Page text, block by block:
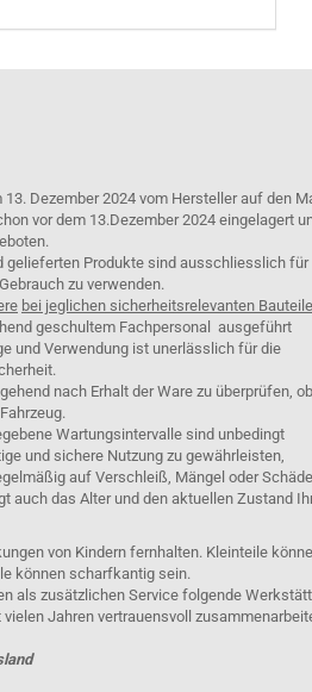
Dezember 2024 vom Hersteller auf den
vor dem 13.Dezember 2024 eingelagert
gelieferten Produkte sind ausschliesslich für
zu verwenden.
bei jeglichen sicherheitsrelevanten
geschultem Fachpersonal ausgeführt
und Verwendung ist unerlässlich für die
nach Erhalt der Ware zu überprüfen, ob
Wartungsintervalle sind unbedingt
und sichere Nutzung zu gewährleisten,
auf Verschleiß, Mängel oder
auch das Alter und den aktuellen Zustand
von Kindern fernhalten. Kleinteile
können scharfkantig sein.
als zusätzlichen Service folgende
Jahren vertrauensvoll